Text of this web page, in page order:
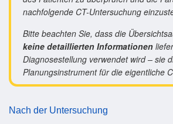
nachfolgende CT-Untersuchung
Bitte beachten Sie, dass die
keine detaillierten Informationen
Diagnosestellung verwendet wird – sie
Planungsinstrument für die eigentliche
Nach der Untersuchung